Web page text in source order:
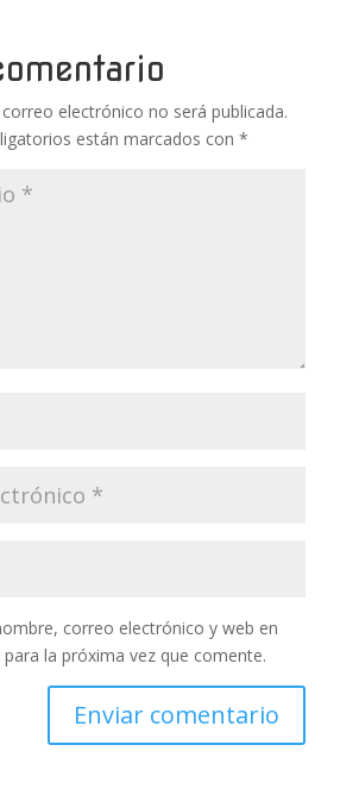
k
electrónico no será publicada.
están marcados con *
correo electrónico y web en
la próxima vez que comente.